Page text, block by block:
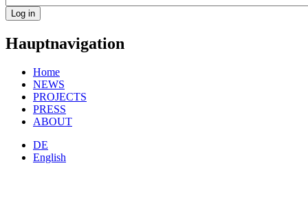
Hauptnavigation
Home
NEWS
PROJECTS
PRESS
ABOUT
DE
English